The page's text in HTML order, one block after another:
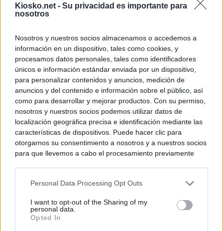
Kiosko.net - Su privacidad es importante para
nosotros
Nosotros y nuestros socios almacenamos o accedemos a
información en un dispositivo, tales como cookies, y
procesamos datos personales, tales como identificadores
únicos e información estándar enviada por un dispositivo,
para personalizar contenidos y anuncios, medición de
anuncios y del contenido e información sobre el público, así
como para desarrollar y mejorar productos. Con su permiso,
nosotros y nuestros socios podemos utilizar datos de
localización geográfica precisa e identificación mediante las
características de dispositivos. Puede hacer clic para
otorgarnos su consentimiento a nosotros y a nuestros socios
para que llevemos a cabo el procesamiento previamente
negar su consentimiento. Tenga en cuenta que algún
de su consentimiento, pero usted tiene el derecho de
rechazar tal procesamiento. Sus preferencias se aplicarán
Personal Data Processing Opt Outs
I want to opt-out of the Sharing of my
personal data.
Opted In